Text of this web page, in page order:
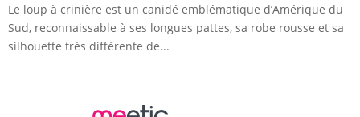
Le loup à crinière est un canidé emblématique d’Amérique du
Sud, reconnaissable à ses longues pattes, sa robe rousse et sa
silhouette très différente de...